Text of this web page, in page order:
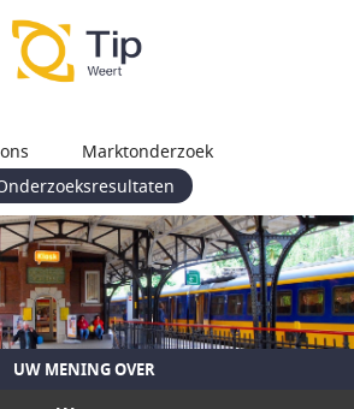
Marktonderzoek
UW MENING OVER